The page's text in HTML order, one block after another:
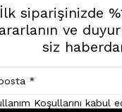
İlk siparişinizde
ve
siz
Koşullarını kabul